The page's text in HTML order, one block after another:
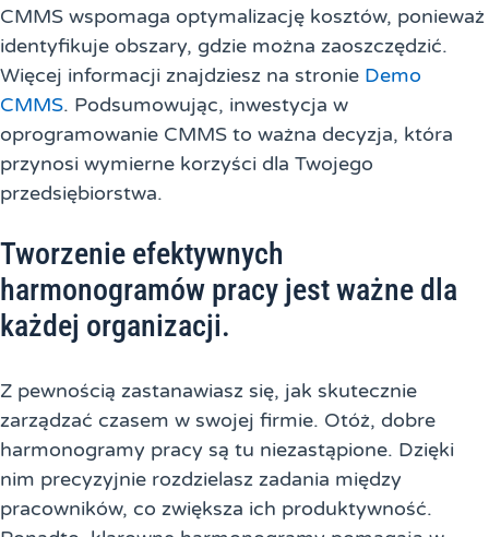
CMMS wspomaga optymalizację kosztów, ponieważ
identyfikuje obszary, gdzie można zaoszczędzić.
Więcej informacji znajdziesz na stronie Demo
CMMS. Podsumowując, inwestycja w
oprogramowanie CMMS to ważna decyzja, która
przynosi wymierne korzyści dla Twojego
przedsiębiorstwa.
Tworzenie efektywnych
harmonogramów pracy jest ważne dla
każdej organizacji.
Z pewnością zastanawiasz się, jak skutecznie
zarządzać czasem w swojej firmie. Otóż, dobre
harmonogramy pracy są tu niezastąpione. Dzięki
nim precyzyjnie rozdzielasz zadania między
pracowników, co zwiększa ich produktywność.